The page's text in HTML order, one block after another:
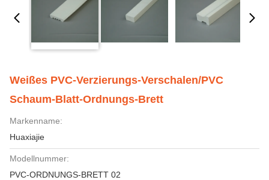
Weißes PVC-Verzierungs-Verschalen/PVC
Schaum-Blatt-Ordnungs-Brett
Markenname:
Huaxiajie
Modellnummer:
PVC-ORDNUNGS-BRETT 02